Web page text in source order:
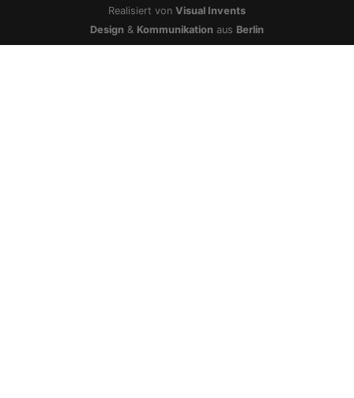
Realisiert von Visual Invents
Design & Kommunikation aus Berlin